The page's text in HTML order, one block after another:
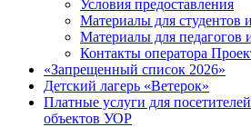
Условия предоставления
Материалы для студентов
Материалы для педагогов
Контакты оператора
«Запрещенный список 2026»
Детский лагерь «Ветерок»
Платные услуги для
объектов УОР